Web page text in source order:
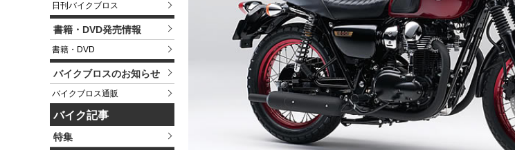
日刊バイクブロス
書籍・DVD発売情報
書籍・DVD
バイクブロスのお知らせ
バイクブロス通販
バイク記事
特集